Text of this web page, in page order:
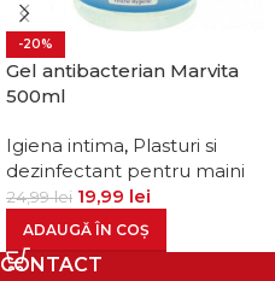
-20%
Gel antibacterian Marvita
500ml
Igiena intima, Plasturi si
dezinfectant pentru maini
24,99lei 19,99 lei
ADAUGĂ ÎN COȘ
CONTACT